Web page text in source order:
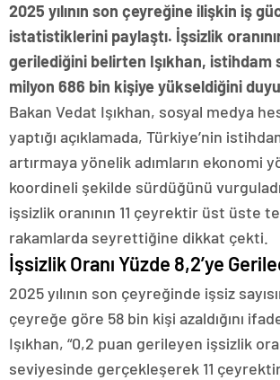
2025 yılının son çeyreğine ilişkin iş
istatistiklerini paylaştı. İşsizlik
gerilediğini belirten Işıkhan, istihdam
milyon 686 bin kişiye yükseldiğini
Bakan Vedat Işıkhan, sosyal medya
yaptığı açıklamada, Türkiye’nin
artırmaya yönelik adımların ekonomi
koordineli şekilde sürdüğünü
işsizlik oranının 11 çeyrektir üst üste
rakamlarda seyrettiğine dikkat çekti.
İşsizlik Oranı Yüzde 8,2’ye
2025 yılının son çeyreğinde işsiz
çeyreğe göre 58 bin kişi azaldığını
Işıkhan, “0,2 puan gerileyen işsizlik
seviyesinde gerçekleşerek 11